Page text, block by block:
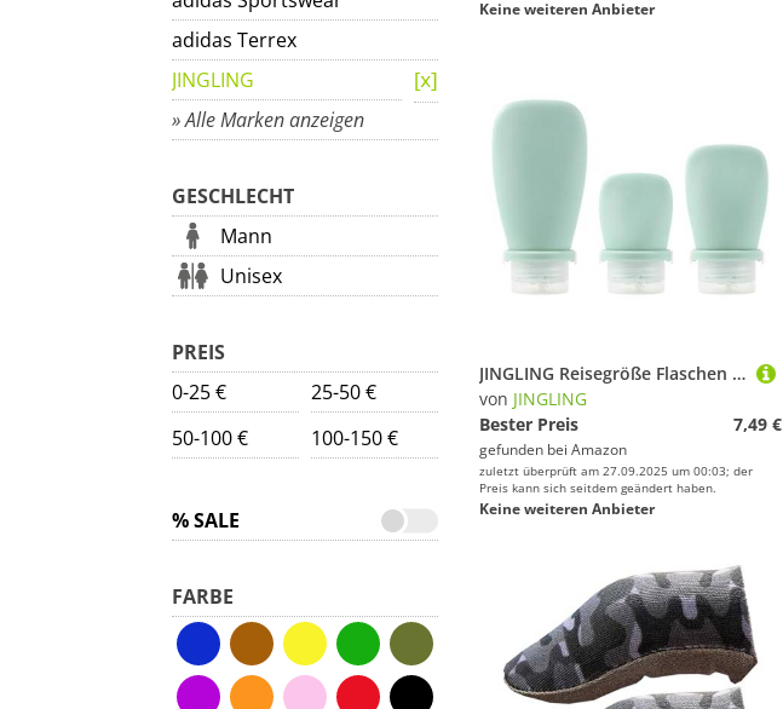
adidas Terrex
JINGLING
» Alle Marken anzeigen
GESCHLECHT
Mann
Unisex
PREIS
0-25 €
25-50 €
50-100 €
100-150 €
% SALE
FARBE
Keine weiteren Anbieter
JINGLING Reisegröße Flaschen | Reisebehälter für Toilettenartikel | 3-teilig Nachfüllbare Silikon Kosmetikbehälter Leer Für Shampoo Duschgel Bodylotion
von JINGLING
Bester Preis
7,49 €
gefunden bei Amazon
zuletzt überprüft am 27.09.2025 um 00:03; der
Preis kann sich seitdem geändert haben.
Keine weiteren Anbieter